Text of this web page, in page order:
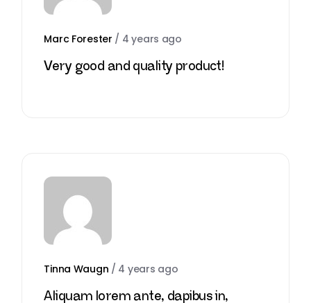
Marc Forester / 4 years ago
Very good and quality product!
Tinna Waugn / 4 years ago
Aliquam lorem ante, dapibus in,